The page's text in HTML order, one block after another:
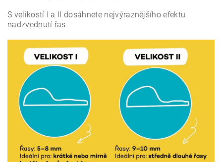
S velikostí I a II dosáhnete nejvýraznějšího efektu
nadzvednutí řas.